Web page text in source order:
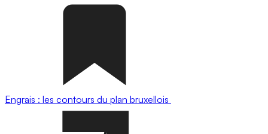
Engrais : les contours du plan bruxellois